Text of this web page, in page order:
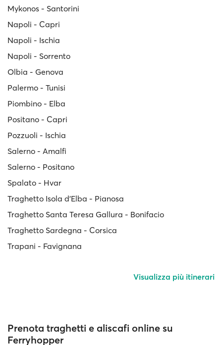
Mykonos - Santorini
Napoli - Capri
Napoli - Ischia
Napoli - Sorrento
Olbia - Genova
Palermo - Tunisi
Piombino - Elba
Positano - Capri
Pozzuoli - Ischia
Salerno - Amalfi
Salerno - Positano
Spalato - Hvar
Traghetto Isola d'Elba - Pianosa
Traghetto Santa Teresa Gallura - Bonifacio
Traghetto Sardegna - Corsica
Trapani - Favignana
Visualizza più itinerari
Prenota traghetti e aliscafi online su
Ferryhopper